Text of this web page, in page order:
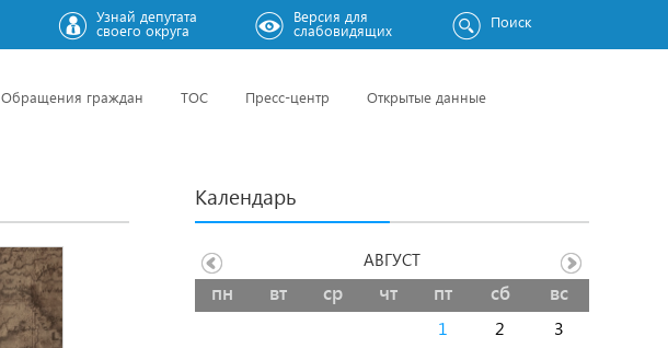
Узнай депутата
своего округа
Версия для
слабовидящих Поиск
Обращения граждан ТОС Пресс-центр Открытые данные
Календарь
пн вт ср чт пт сб вс
1 2
3
АВГУСТ